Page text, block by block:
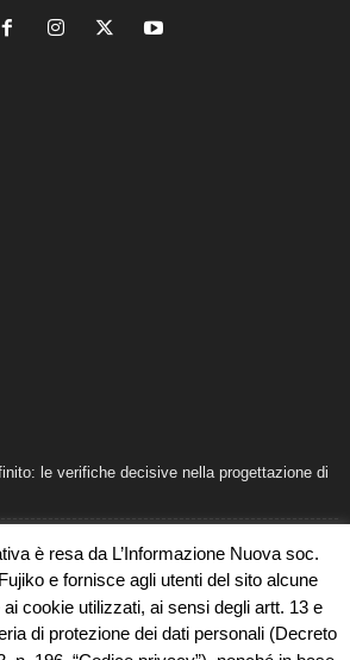
le verifiche decisive nella progettazione di
una camera ardente per l’ultimo saluto
come riconoscere i segnali veri
2026
è resa da L’Informazione Nuova soc.
e fornisce agli utenti del sito alcune
cookie utilizzati, ai sensi degli artt. 13 e
di protezione dei dati personali (Decreto